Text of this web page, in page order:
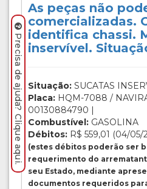
As peças não
comercializadas.
identifica chassi.
inservível.
Situação: SUCATAS
Placa: HQM-7088 /
00130884790 |
Combustível: GASOLINA
Débitos: R$ 559,01 (04/05/
(estes débitos poderão ser
requerimento do
seu Estado, mediante
documentos requeridos
Precisa de ajuda? Clique aqui.